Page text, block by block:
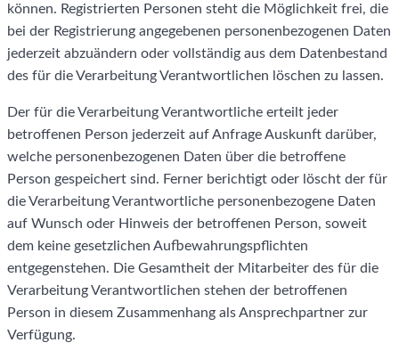
können. Registrierten Personen steht die Möglichkeit frei, die
bei der Registrierung angegebenen personenbezogenen Daten
jederzeit abzuändern oder vollständig aus dem Datenbestand
des für die Verarbeitung Verantwortlichen löschen zu lassen.
Der für die Verarbeitung Verantwortliche erteilt jeder
betroffenen Person jederzeit auf Anfrage Auskunft darüber,
welche personenbezogenen Daten über die betroffene
Person gespeichert sind. Ferner berichtigt oder löscht der für
die Verarbeitung Verantwortliche personenbezogene Daten
auf Wunsch oder Hinweis der betroffenen Person, soweit
dem keine gesetzlichen Aufbewahrungspflichten
entgegenstehen. Die Gesamtheit der Mitarbeiter des für die
Verarbeitung Verantwortlichen stehen der betroffenen
Person in diesem Zusammenhang als Ansprechpartner zur
Verfügung.